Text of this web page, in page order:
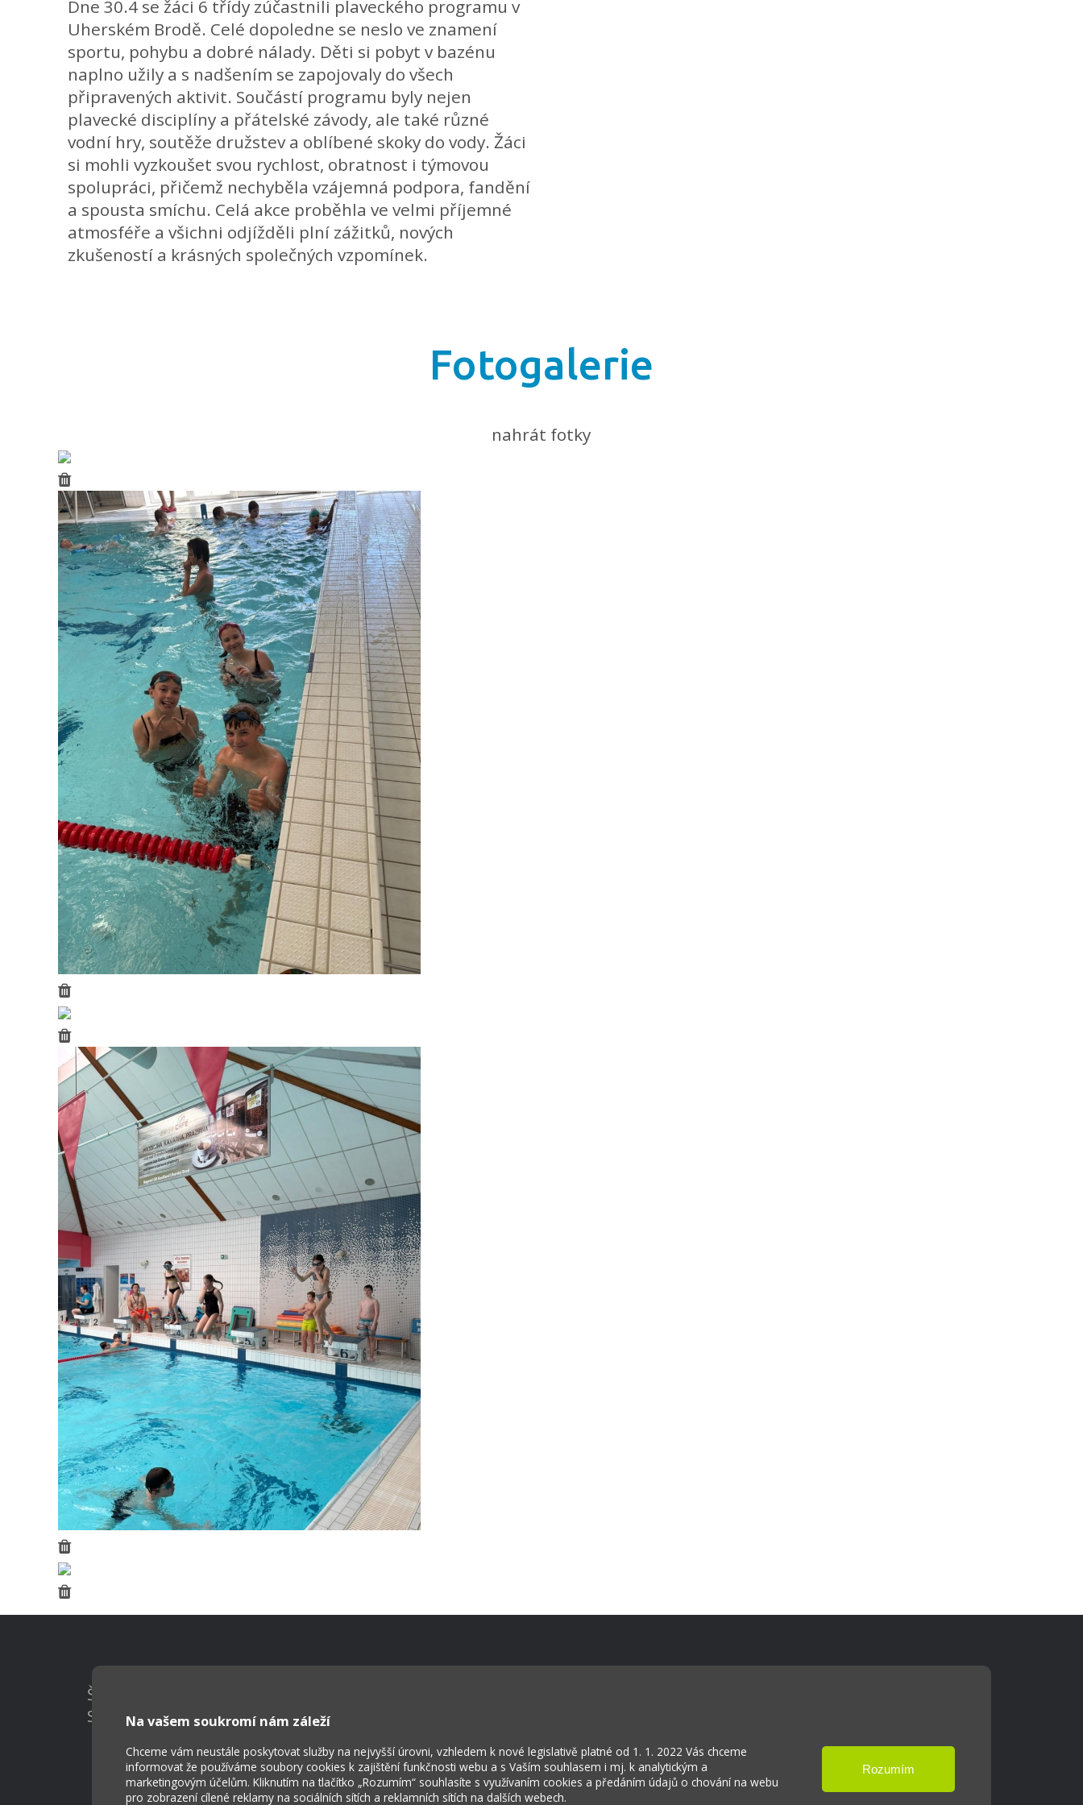
Dne 30.4 se žáci 6 třídy zúčastnili plaveckého programu v
Uherském Brodě. Celé dopoledne se neslo ve znamení
sportu, pohybu a dobré nálady. Děti si pobyt v bazénu
naplno užily a s nadšením se zapojovaly do všech
připravených aktivit. Součástí programu byly nejen
plavecké disciplíny a přátelské závody, ale také různé
vodní hry, soutěže družstev a oblíbené skoky do vody. Žáci
si mohli vyzkoušet svou rychlost, obratnost i týmovou
spolupráci, přičemž nechyběla vzájemná podpora, fandění
a spousta smíchu. Celá akce proběhla ve velmi příjemné
atmosféře a všichni odjížděli plní zážitků, nových
zkušeností a krásných společných vzpomínek.
Fotogalerie
nahrát fotky
Na vašem soukromí nám záleží
Chceme vám neustále poskytovat služby na nejvyšší úrovni, vzhledem k nové legislativě platné od 1. 1. 2022 Vás chceme
informovat že používáme soubory cookies k zajištění funkčnosti webu a s Vaším souhlasem i mj. k analytickým a
marketingovým účelům. Kliknutím na tlačítko „Rozumím“ souhlasíte s využívaním cookies a předáním údajů o chování na webu
pro zobrazení cílené reklamy na sociálních sítích a reklamních sítích na dalších webech.
Škola Online
Strava.cz